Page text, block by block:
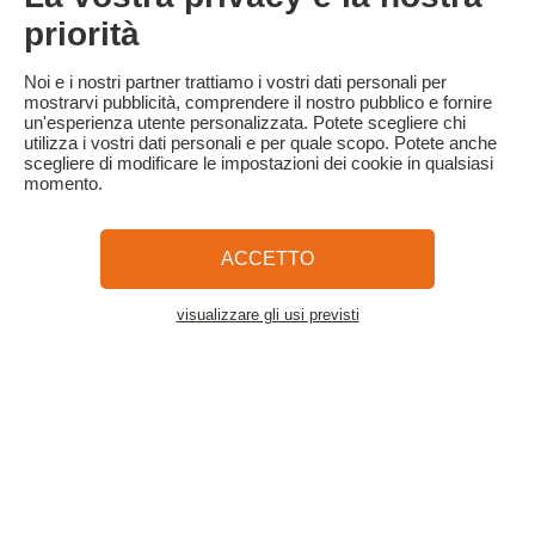
del prezzo del soggiorno.
Familytrip consiglia di stipulare un'assicurazione di annullamento
con il suo partner AREAS Assurances. Da sottoscrivere al
momento della prenotazione o entro 24 ore dalla prenotazione
per telefono.
Termini e condizioni generali e informativa sulla privacy
Cosa dice di noi la stampa
Mappa del sito
priorità
Noi e i nostri partner trattiamo i vostri dati personali per
mostrarvi pubblicità, comprendere il nostro pubblico e fornire
un'esperienza utente personalizzata. Potete scegliere chi
utilizza i vostri dati personali e per quale scopo. Potete anche
scegliere di modificare le impostazioni dei cookie in qualsiasi
momento.
ACCETTO
visualizzare gli usi previsti